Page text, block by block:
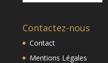
Contactez-nous
Contact
Mentions Légales